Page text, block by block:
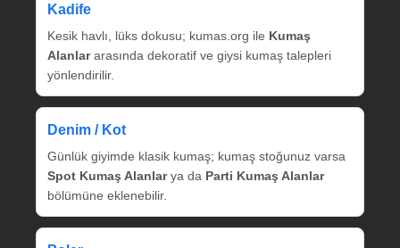
Kadife
Kesik havlı, lüks dokusu; kumas.org ile Kumaş
Alanlararasında dekoratif ve giysi kumaş talepleri
yönlendirilir.
Denim / Kot
Günlük giyimde klasik kumaş; kumaş stoğunuz varsa
Spot Kumaş Alanlarya da Parti Kumaş Alanlar
bölümüne eklenebilir.